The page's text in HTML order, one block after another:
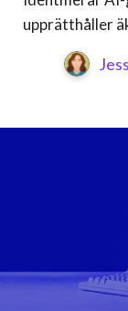
upprätthåller